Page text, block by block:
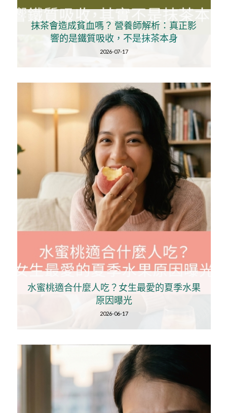
抹茶會造成貧血嗎？ 營養師解析：真正影
響的是鐵質吸收，不是抹茶本身
2026-07-17
水蜜桃適合什麼人吃？女生最愛的夏季水果
原因曝光
2026-06-17